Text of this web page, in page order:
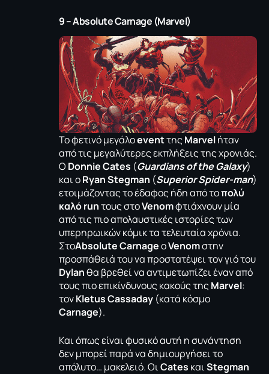
9 – Absolute Carnage (Marvel)
Το φετινό μεγάλοeventτηςMarvelήταν
από τις μεγαλύτερες εκπλήξεις της χρονιάς.
O Donnie Cates (Guardians of the Galaxy)
και οRyan Stegman (Superior Spider-man)
ετοιμάζοντας το έδαφος ήδη από τοπολύ
καλό runτους στοVenomφτιάχνουν μία
από τις πιο απολαυστικές ιστορίες των
υπερηρωικών κόμικ τα τελευταία χρόνια.
ΣτοAbsolute CarnageοVenomστην
προσπάθειά του να προστατέψει τον γιό του
Dylanθα βρεθεί να αντιμετωπίζει έναν από
τους πιο επικίνδυνους κακούς τηςMarvel:
τονKletus Cassaday (κατά κόσμο
Carnage).
Και όπως είναι φυσικό αυτή η συνάντηση
δεν μπορεί παρά να δημιουργήσει το
απόλυτο… μακελειό. ΟιCates καιStegman